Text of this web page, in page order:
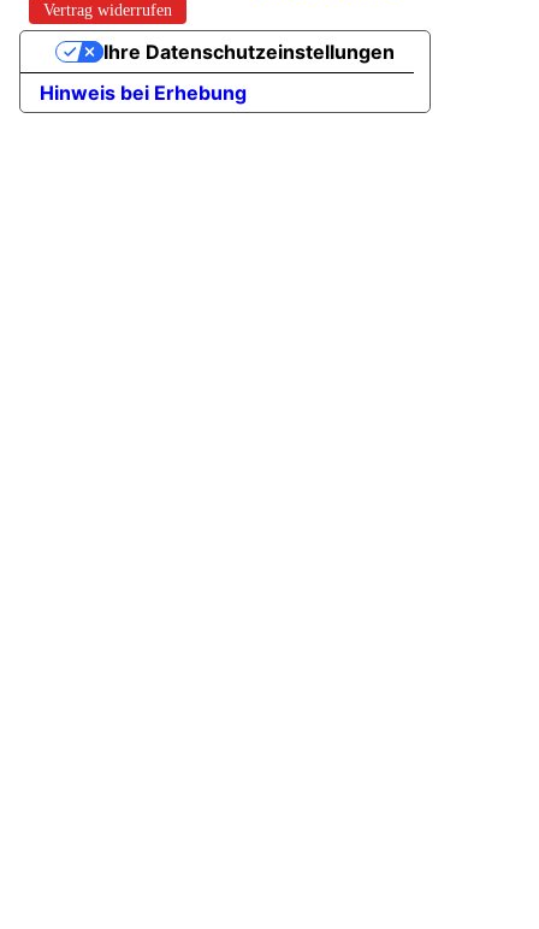
Vertrag widerrufen
Hinweis bei Erhebung
Ihre Datenschutzeinstellungen